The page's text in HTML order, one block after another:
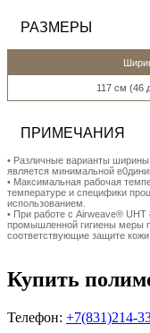
РАЗМЕРЫ
117 см (46
ПРИМЕЧАНИЯ
• Pазличные варианты
является минимальной
• Максимальная рабочая
температуре и специфики
использованием.
• При работе с Airweave®
промышленной гигиены меры
соответствующие защите
Купить
Телефон: +7(831)214-